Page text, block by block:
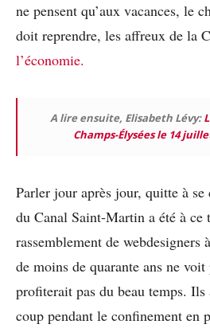
ne pensent qu’aux vacances, le
doit reprendre, les affreux de la
l’économie.
A lire ensuite, Elisabeth Lévy:
Champs-Élysées le 14
Parler jour après jour, quitte à
du Canal Saint-Martin a été à
rassemblement de webdesigners
de moins de quarante ans ne
profiterait pas du beau temps.
coup pendant le confinement en